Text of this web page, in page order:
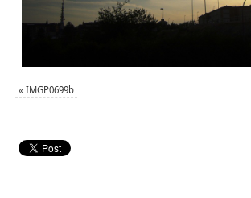
« IMGP0699b